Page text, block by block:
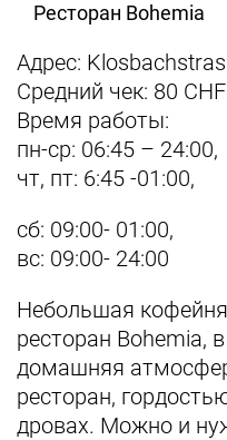
Ресторан Bohemia
Адрес:
Средний чек: 80 CHF
Время работы:
пн-ср: 06:45 – 24:00,
чт, пт: 6:45 -01:00,
сб: 09:00- 01:00,
вс: 09:00- 24:00
Небольшая
ресторан Bohemia,
домашняя
ресторан,
дровах. Можно и